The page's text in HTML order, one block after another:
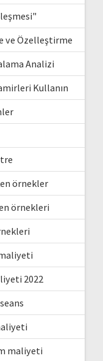
ve Özelleştirme
Analizi
Kullanın
örnekler
örnekleri
2022
maliyeti